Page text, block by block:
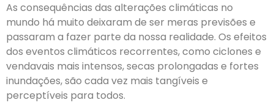
As consequências das alterações climáticas no
mundo há muito deixaram de ser meras previsões e
passaram a fazer parte da nossa realidade. Os efeitos
dos eventos climáticos recorrentes, como ciclones e
vendavais mais intensos, secas prolongadas e fortes
inundações, são cada vez mais tangíveis e
perceptíveis para todos.